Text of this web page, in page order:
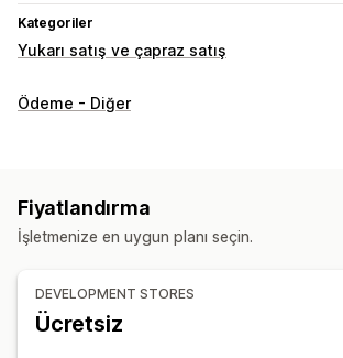
Kategoriler
Yukarı satış ve çapraz satış
Özelleştirme
Sürükle ve bırak düzenleyicisi
Özel kurallar
Teklifler ve öneriler
Ücretsiz hediyeler
Ödeme - Diğer
Fiyatlandırma
İşletmenize en uygun planı seçin.
DEVELOPMENT STORES
Ücretsiz